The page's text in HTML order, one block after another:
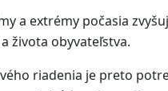
a extrémy počasia
života obyvateľstva.
riadenia je preto